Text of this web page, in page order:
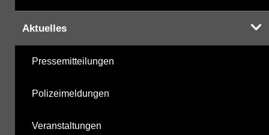
Aktuelles
Pressemitteilungen
Polizeimeldungen
Veranstaltungen